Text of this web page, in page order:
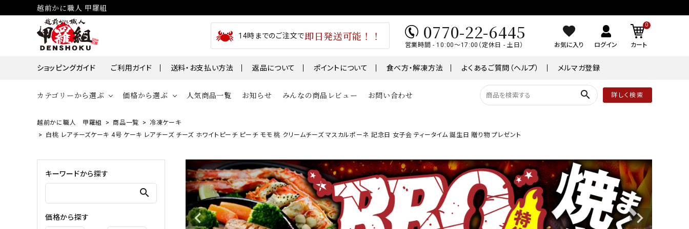
越前かに職人 甲羅組
14時までのご注文で即日発送可能！！ 0770-22-6445
営業時間 - 10:00～17:00（定休日 - 土日） お気に入り ログイン
0
カート
ショッピングガイド ご利用ガイド 送料・お支払い方法 返品について ポイントについて 食べ方・解凍方法 よくあるご質問（ヘルプ） メルマガ登録
カテゴリーから選ぶ
かに
ズワイガニ
タラバガニ
えび
貝類
帆立・ホタテ
牡蠣・カキ
魚卵
魚
うなぎ
鮭・サーモン
鯖・サバ
骨取り切身シリーズ
肉・肉加工品
干物
ギフト
おせち
ケーキ
ワイン
業務用
価格から選ぶ
～￥2,000 ￥2,001～￥5,000 ￥5,001～￥7,000 ￥8,001～￥10,000
￥30,001～
人気商品一覧 お知らせ みんなの商品レビュー お問い合わせ search 詳しく検索
越前かに職人 甲羅組 商品一覧
冷凍ケーキ
白桃 レアチーズケーキ 4号 ケーキ レアチーズ チーズ ホワイトピーチ ピーチ モモ 桃 クリームチーズ マスカルポーネ 記念日 女子会 ティータイム 誕生日 贈り物 プレゼント
キーワードから探す
search
価格から探す